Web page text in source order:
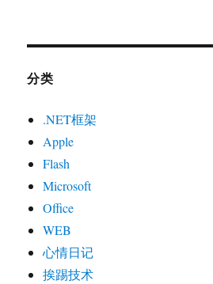
分类
.NET框架
Apple
Flash
Microsoft
Office
WEB
心情日记
挨踢技术